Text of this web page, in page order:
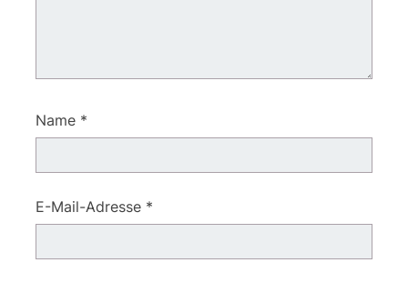
Name *
E-Mail-Adresse *